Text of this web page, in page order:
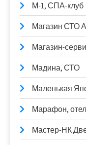
М-1, СПА-клуб
Магазин СТО
Магазин-
Мадина, СТО
Маленькая
Марафон,
Мастер-НК